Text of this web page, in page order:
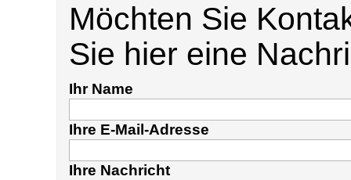
Möchten Sie
Sie hier eine
Ihr Name
Ihre E-Mail-Adresse
Ihre Nachricht